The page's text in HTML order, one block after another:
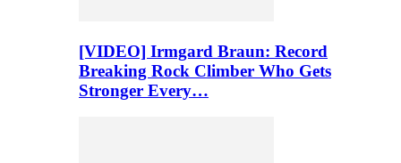
[VIDEO] Irmgard Braun: Record
Breaking Rock Climber Who Gets
Stronger Every…